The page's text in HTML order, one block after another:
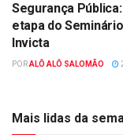
Segurança
etapa do
Invicta
PORALÔ ALÔ SALOMÃO
Mais lidas da